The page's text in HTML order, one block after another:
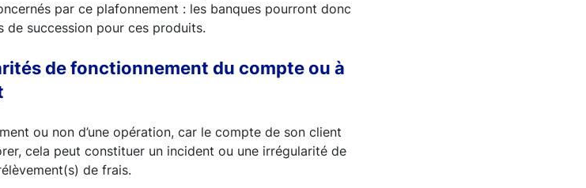
par ce plafonnement : les banques pourront donc
succession pour ces produits.
de fonctionnement du compte ou à
ou non d’une opération, car le compte de son client
cela peut constituer un incident ou une irrégularité de
de frais.